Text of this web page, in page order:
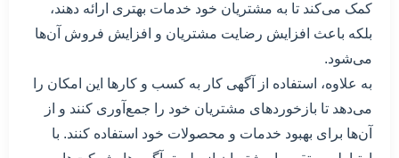
کمک می‌کند تا به مشتریان خود خدمات بهتری ارائه دهند،
بلکه باعث افزایش رضایت مشتریان و افزایش فروش آن‌ها
می‌شود.
به علاوه، استفاده از آگهی کار به کسب و کارها این امکان را
می‌دهد تا بازخوردهای مشتریان خود را جمع‌آوری کنند و از
آن‌ها برای بهبود خدمات و محصولات خود استفاده کنند. با